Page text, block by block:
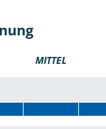
MITTEL